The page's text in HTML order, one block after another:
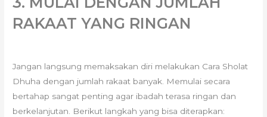
RAKAAT YANG RINGAN
Jangan langsung memaksakan diri melakukan Cara Sholat
Dhuha dengan jumlah rakaat banyak. Memulai secara
bertahap sangat penting agar ibadah terasa ringan dan
berkelanjutan. Berikut langkah yang bisa diterapkan: